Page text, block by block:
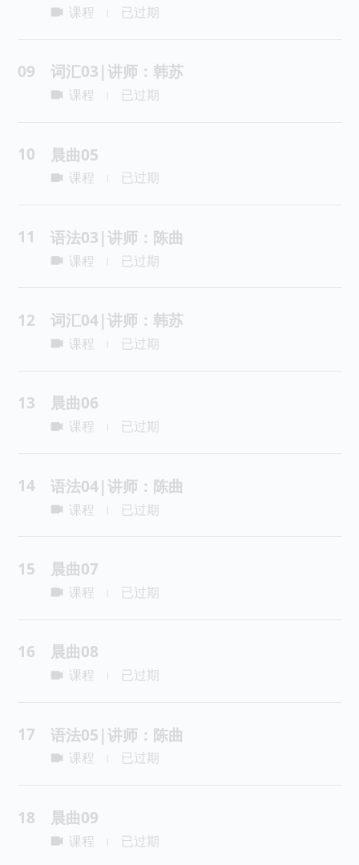
课程 已过期
09 词汇03|讲师：韩苏
课程 已过期
10 晨曲05
课程 已过期
11 语法03|讲师：陈曲
课程 已过期
12 词汇04|讲师：韩苏
课程 已过期
13 晨曲06
课程 已过期
14 语法04|讲师：陈曲
课程 已过期
15 晨曲07
课程 已过期
16 晨曲08
课程 已过期
17 语法05|讲师：陈曲
课程 已过期
18 晨曲09
课程 已过期